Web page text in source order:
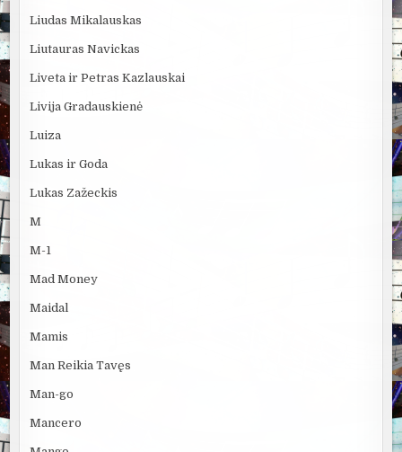
Liudas Mikalauskas
Liutauras Navickas
Liveta ir Petras Kazlauskai
Livija Gradauskienė
Luiza
Lukas ir Goda
Lukas Zažeckis
M
M-1
Mad Money
Maidal
Mamis
Man Reikia Tavęs
Man-go
Mancero